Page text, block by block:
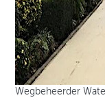
Wegbeheerder